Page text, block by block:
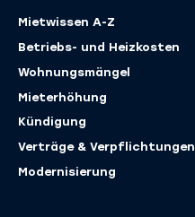
Mietwissen A-Z
Betriebs- und Heizkosten
Wohnungsmängel
Mieterhöhung
Kündigung
Verträge & ­Verpflichtungen
Modernisierung